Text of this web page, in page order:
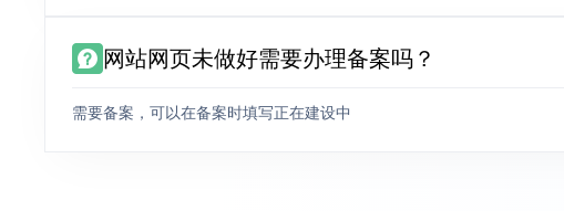
网站网页未做好需要办理备案吗？
需要备案，可以在备案时填写正在建设中